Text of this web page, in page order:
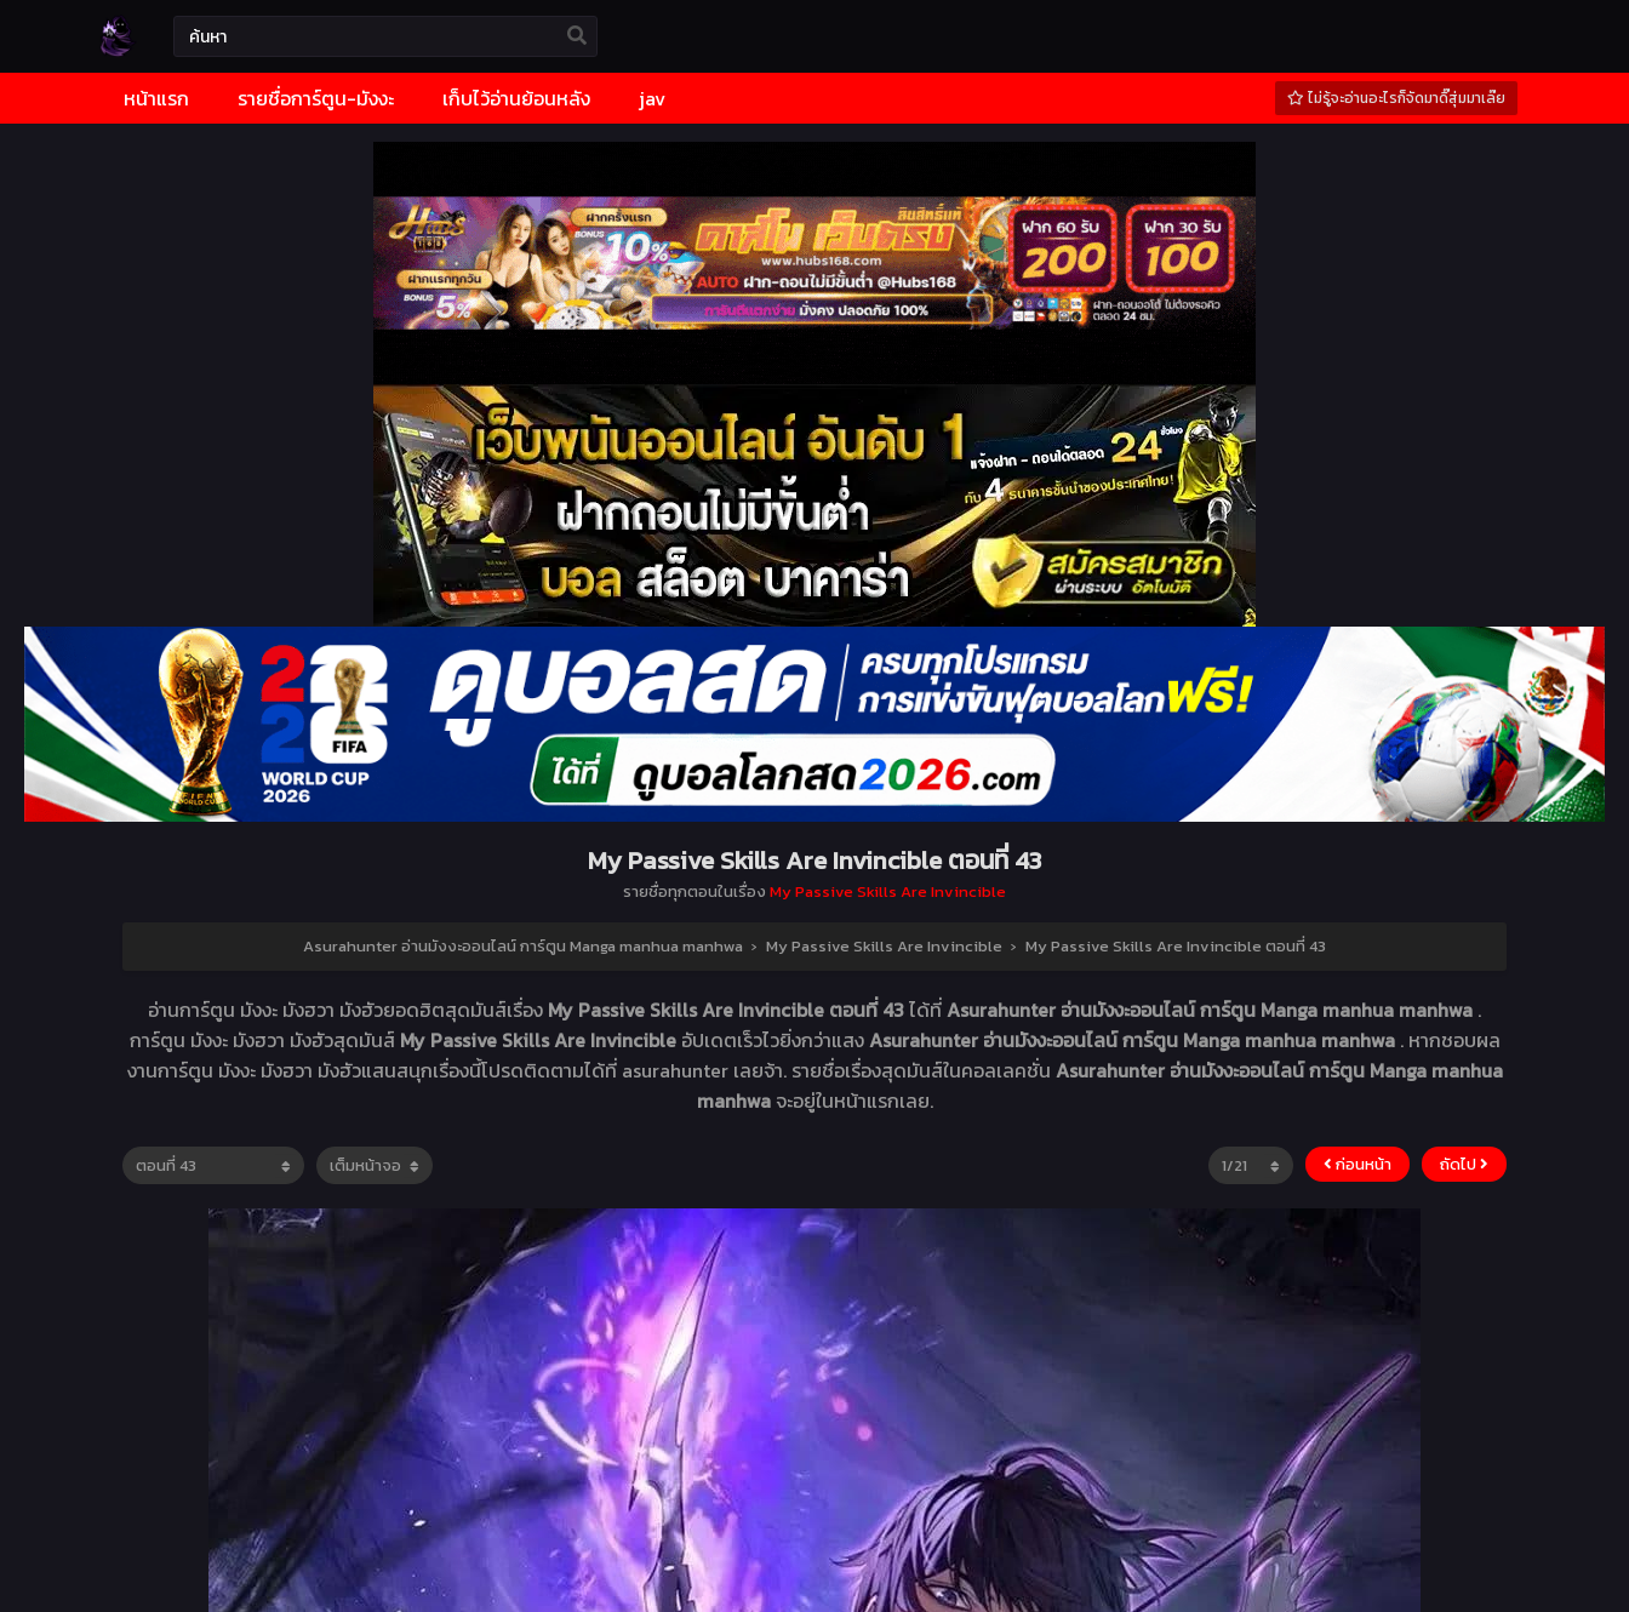
หน้าแรก รายชื่อการ์ตูน-มังงะ เก็บไว้อ่านย้อนหลัง jav ไม่รู้จะอ่านอะไรก็จัดมาดิ๊สุ่มมาเล๊ย
My Passive Skills Are Invincible ตอนที่ 43
รายชื่อทุกตอนในเรื่อง My Passive Skills Are Invincible
Asurahunter อ่านมังงะออนไลน์ การ์ตูน Manga manhua manhwa › My Passive Skills Are Invincible › My Passive Skills Are Invincible ตอนที่ 43
อ่านการ์ตูน มังงะ มังฮวา มังฮัวยอดฮิตสุดมันส์เรื่อง My Passive Skills Are Invincible ตอนที่ 43ได้ที่Asurahunter อ่านมังงะออนไลน์ การ์ตูน Manga manhua manhwa .
การ์ตูน มังงะ มังฮวา มังฮัวสุดมันส์ My Passive Skills Are Invincible อัปเดตเร็วไวยิ่งกว่าแสงAsurahunter อ่านมังงะออนไลน์ การ์ตูน Manga manhua manhwa . หากชอบผล
งานการ์ตูน มังงะ มังฮวา มังฮัวแสนสนุกเรื่องนี้โปรดติดตามได้ที่ asurahunter เลยจ้า. รายชื่อเรื่องสุดมันส์ในคอลเลคชั่น Asurahunter อ่านมังงะออนไลน์ การ์ตูน Manga manhua
manhwa จะอยู่ในหน้าแรกเลย.
ก่อนหน้า ถัดไป